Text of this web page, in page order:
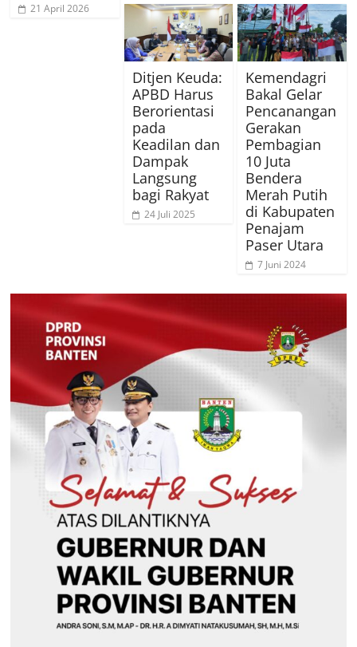
21 April 2026
Ditjen Keuda:
APBD Harus
Berorientasi
pada
Keadilan dan
Dampak
Langsung
bagi Rakyat
24 Juli 2025
Kemendagri
Bakal Gelar
Pencanangan
Gerakan
Pembagian
10 Juta
Bendera
Merah Putih
di Kabupaten
Penajam
Paser Utara
7 Juni 2024